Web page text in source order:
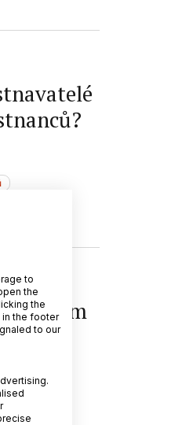
to
the
the
in the footer
to our